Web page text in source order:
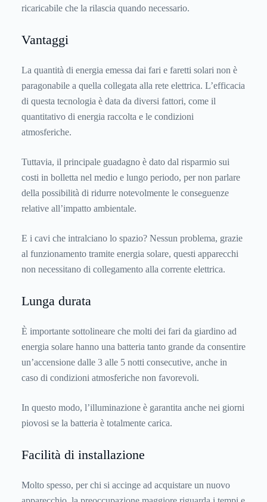
ricaricabile che la rilascia quando necessario.
Vantaggi
La quantità di energia emessa dai fari e faretti solari non è
paragonabile a quella collegata alla rete elettrica. L’efficacia
di questa tecnologia è data da diversi fattori, come il
quantitativo di energia raccolta e le condizioni
atmosferiche.
Tuttavia, il principale guadagno è dato dal risparmio sui
costi in bolletta nel medio e lungo periodo, per non parlare
della possibilità di ridurre notevolmente le conseguenze
relative all’impatto ambientale.
E i cavi che intralciano lo spazio? Nessun problema, grazie
al funzionamento tramite energia solare, questi apparecchi
non necessitano di collegamento alla corrente elettrica.
Lunga durata
È importante sottolineare che molti dei fari da giardino ad
energia solare hanno una batteria tanto grande da consentire
un’accensione dalle 3 alle 5 notti consecutive, anche in
caso di condizioni atmosferiche non favorevoli.
In questo modo, l’illuminazione è garantita anche nei giorni
piovosi se la batteria è totalmente carica.
Facilità di installazione
Molto spesso, per chi si accinge ad acquistare un nuovo